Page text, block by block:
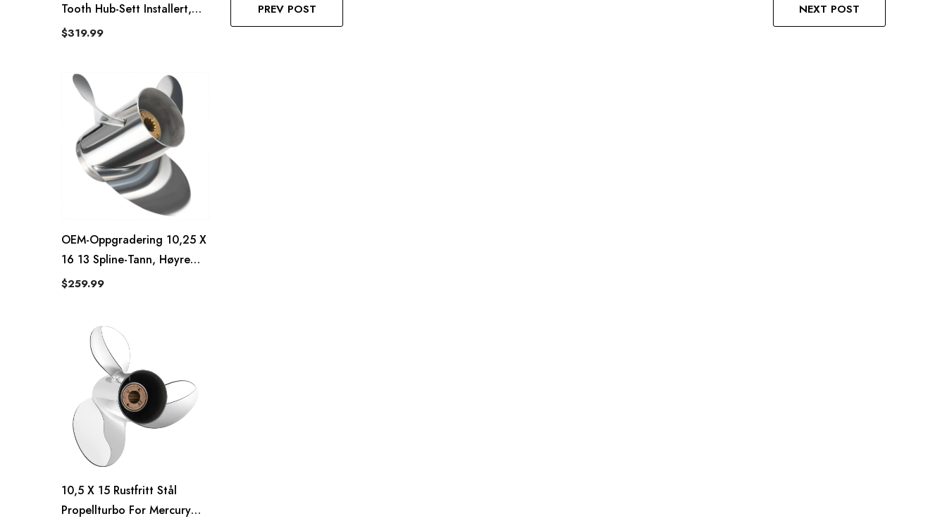
Tooth Hub-Sett Installert,
Høyre, Chopperpropell
$319.99
OEM-Oppgradering 10,25 X
16 13 Spline-Tann, Høyre
Vengeance-Propell
$259.99
10,5 X 15 Rustfritt Stål
Propellturbo For Mercury
PREV POST NEXT POST